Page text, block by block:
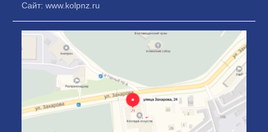
Сайт: www.kolpnz.ru